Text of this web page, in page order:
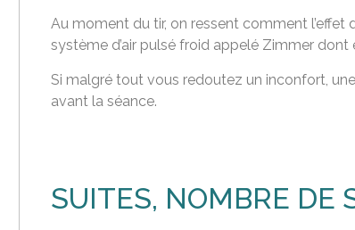
Au moment du tir, on ressent comment
système d’air pulsé froid appelé Zimmer
Si malgré tout vous redoutez un inconfort,
avant la séance.
SUITES, NOMBRE DE